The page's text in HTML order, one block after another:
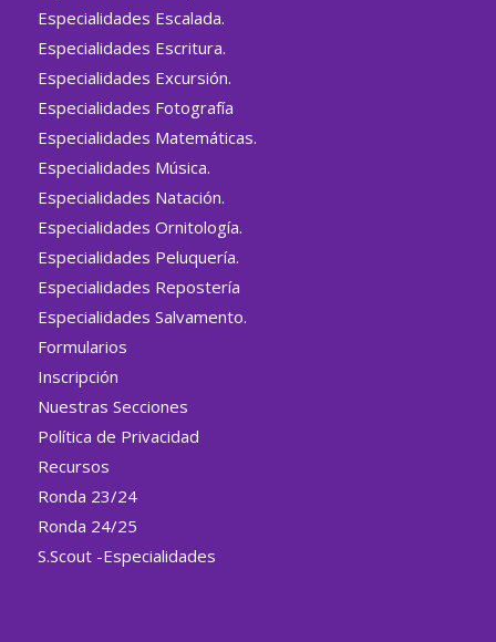
Especialidades Escalada.
Especialidades Escritura.
Especialidades Excursión.
Especialidades Fotografía
Especialidades Matemáticas.
Especialidades Música.
Especialidades Natación.
Especialidades Ornitología.
Especialidades Peluquería.
Especialidades Repostería
Especialidades Salvamento.
Formularios
Inscripción
Nuestras Secciones
Política de Privacidad
Recursos
Ronda 23/24
Ronda 24/25
S.Scout -Especialidades